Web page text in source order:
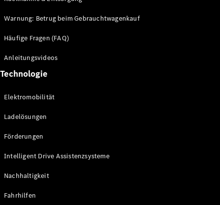
Neuwagen
für
Privatkunden
Geschäftskunden
Angebote
Geschäftskunden
Sterne
Warnung: Betrug beim Gebrauchtwagenkauf
Häufige Fragen (FAQ)
Anleitungsvideos
Technologie
Elektromobilität
Ladelösungen
Förderungen
Intelligent Drive Assistenzsysteme
Nachhaltigkeit
Fahrhilfen